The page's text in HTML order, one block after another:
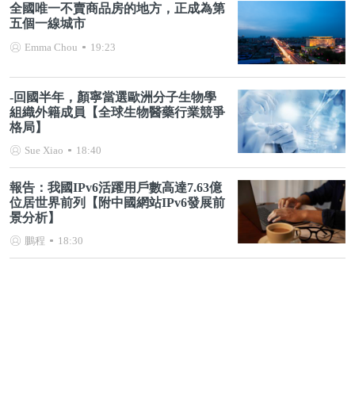
全國唯一不賣商品房的地方，正成為第
五個一線城市
Emma Chou 19:23
-回國半年，顏寧當選歐洲分子生物學
組織外籍成員【全球生物醫藥行業競爭
格局】
Sue Xiao 18:40
報告：我國IPv6活躍用戶數高達7.63億
位居世界前列【附中國網站IPv6發展前
景分析】
鵬程 18:30